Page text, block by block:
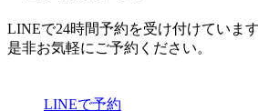
LINEで24時間予約を受け付けています
是非お気軽にご予約ください。
LINEで予約